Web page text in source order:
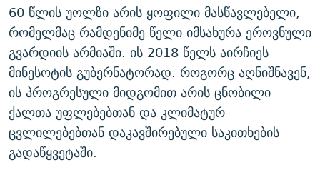
60 წლის უოლზი არის ყოფილი მასწავლებელი,
რომელმაც რამდენიმე წელი იმსახურა ეროვნული
გვარდიის არმიაში. ის 2018 წელს აირჩიეს
მინესოტის გუბერნატორად. როგორც აღნიშნავენ,
ის პროგრესული მიდგომით არის ცნობილი
ქალთა უფლებებთან და კლიმატურ
ცვლილებებთან დაკავშირებული საკითხების
გადაწყვეტაში.